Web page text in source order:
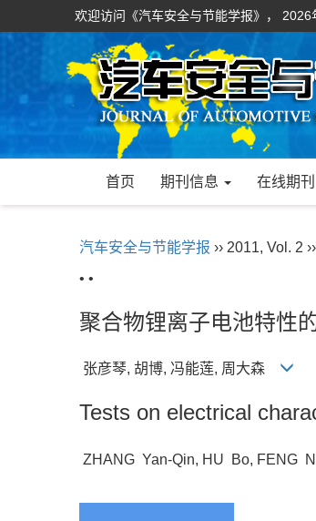
欢迎访问《汽车安全与节能学报》， 2026
首页 期刊信息 在线期刊
汽车安全与节能学报 ›› 2011, Vol. 2
• •
聚合物锂离子电池特性
张彦琴, 胡博, 冯能莲, 周大森
Tests on electrical
ZHANG Yan-Qin, HU Bo, FENG